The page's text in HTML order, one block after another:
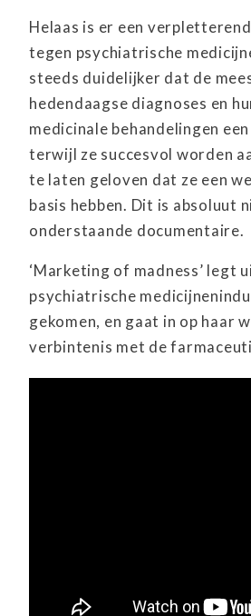
Helaas is er een
tegen psychiatrische
steeds duidelijker dat de
hedendaagse diagnoses en
medicinale behandelingen
terwijl ze succesvol worden
te laten geloven dat ze een
basis hebben. Dit is absoluut
onderstaande documentaire.
‘Marketing of madness’ legt
psychiatrische
gekomen, en gaat in op haar
verbintenis met de